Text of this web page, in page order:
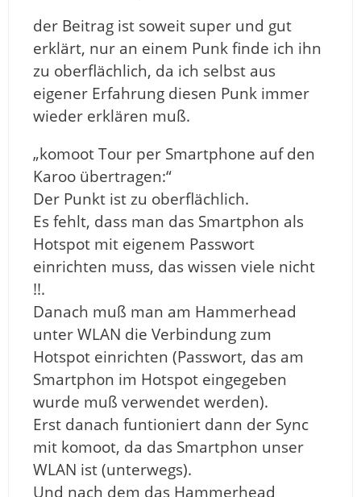
der Beitrag ist soweit super und gut
erklärt, nur an einem Punk finde ich ihn
zu oberflächlich, da ich selbst aus
eigener Erfahrung diesen Punk immer
wieder erklären muß.
„komoot Tour per Smartphone auf den
Karoo übertragen:“
Der Punkt ist zu oberflächlich.
Es fehlt, dass man das Smartphon als
Hotspot mit eigenem Passwort
einrichten muss, das wissen viele nicht
!!.
Danach muß man am Hammerhead
unter WLAN die Verbindung zum
Hotspot einrichten (Passwort, das am
Smartphon im Hotspot eingegeben
wurde muß verwendet werden).
Erst danach funtioniert dann der Sync
mit komoot, da das Smartphon unser
WLAN ist (unterwegs).
Und nach dem das Hammerhead